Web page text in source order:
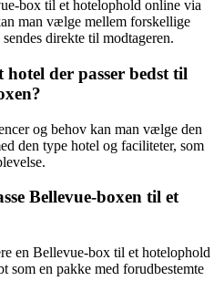
box til et hotelophold online via
man vælge mellem forskellige
direkte til modtageren.
der passer bedst til
og behov kan man vælge den
den type hotel og faciliteter, som
Bellevue-boxen til et
en Bellevue-box til et hotelophold
som en pakke med forudbestemte